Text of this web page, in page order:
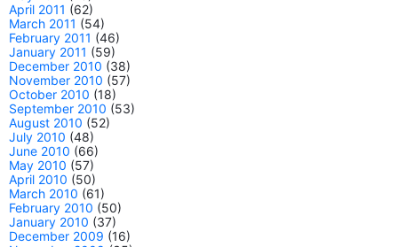
April 2011 (62)
March 2011 (54)
February 2011 (46)
January 2011 (59)
December 2010 (38)
November 2010 (57)
October 2010 (18)
September 2010 (53)
August 2010 (52)
July 2010 (48)
June 2010 (66)
May 2010 (57)
April 2010 (50)
March 2010 (61)
February 2010 (50)
January 2010 (37)
December 2009 (16)